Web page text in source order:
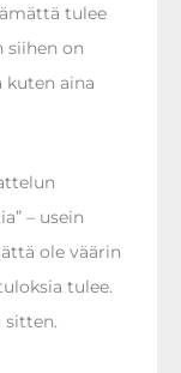
tulee
siihen on
kuten aina
– usein
ole väärin
tulee.
sitten.